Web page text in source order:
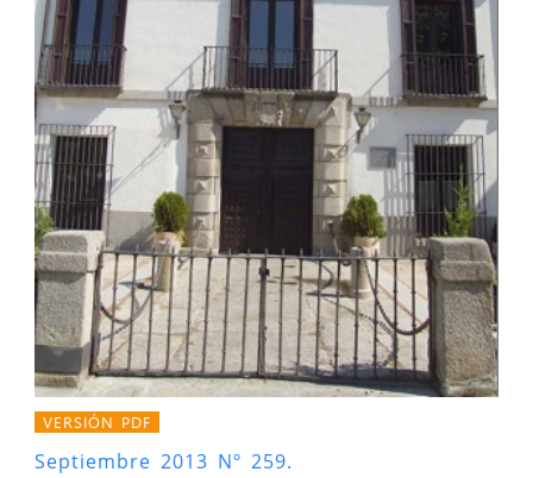
VERSIÓN PDF
Septiembre 2013 Nº 259.